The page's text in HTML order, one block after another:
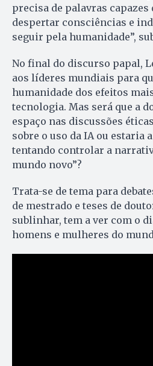
precisa de palavras capazes
despertar consciências e
seguir pela humanidade”,
No final do discurso papal,
aos líderes mundiais para
humanidade dos efeitos
tecnologia. Mas será que a
espaço nas discussões
sobre o uso da IA ou estaria
tentando controlar a
mundo novo”?
Trata-se de tema para
de mestrado e teses de
sublinhar, tem a ver com o
homens e mulheres do